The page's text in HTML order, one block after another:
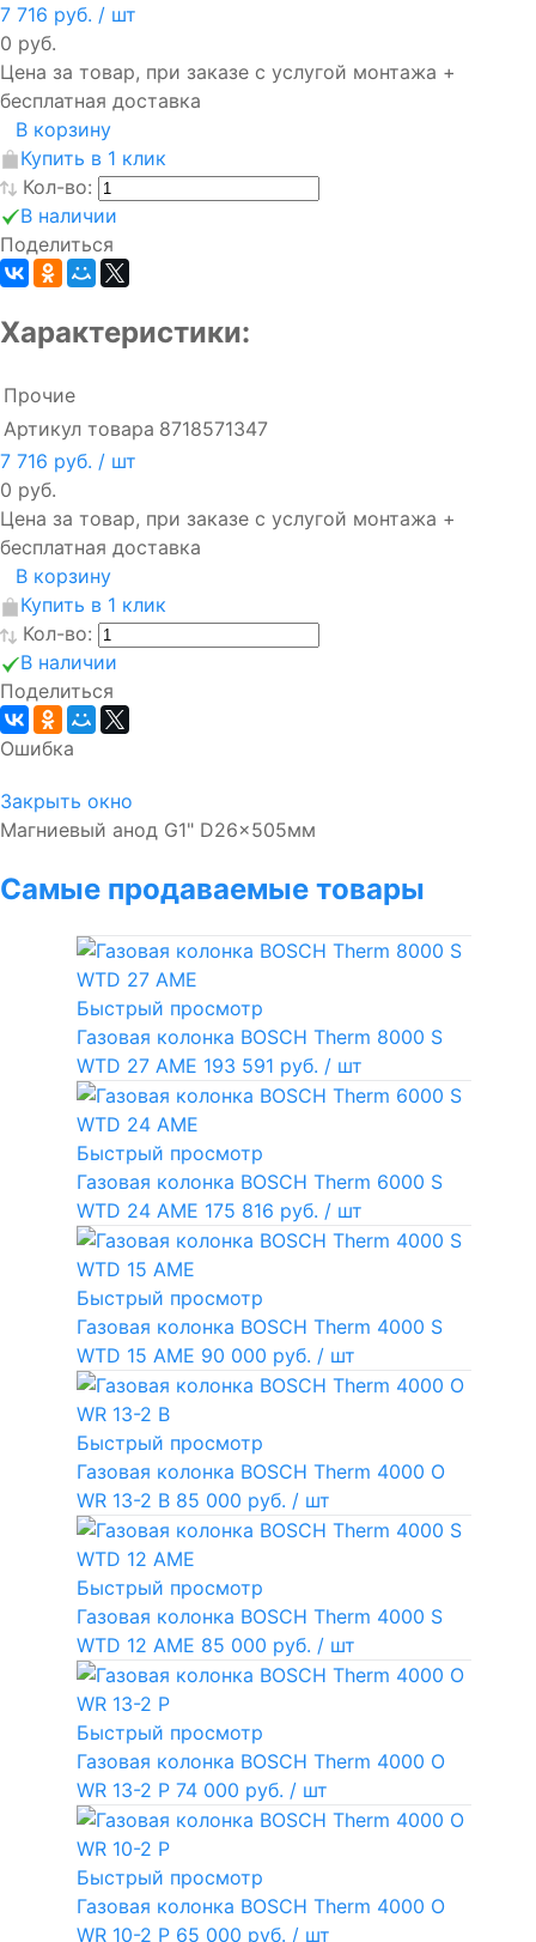
7 716 руб. / шт
0 руб.
Цена за товар, при заказе с услугой монтажа +
бесплатная доставка
В корзину
Купить в 1 клик
Кол-во:
В наличии
Поделиться
Характеристики:
Прочие
Артикул товара 8718571347
7 716 руб. / шт
0 руб.
Цена за товар, при заказе с услугой монтажа +
бесплатная доставка
В корзину
Купить в 1 клик
Кол-во:
В наличии
Поделиться
Ошибка
Закрыть окно
Магниевый анод G1" D26x505мм
Самые продаваемые товары
Быстрый просмотр
Газовая колонка BOSCH Therm 8000 S
WTD 27 AME 193 591 руб. / шт
Быстрый просмотр
Газовая колонка BOSCH Therm 6000 S
WTD 24 AME 175 816 руб. / шт
Быстрый просмотр
Газовая колонка BOSCH Therm 4000 S
WTD 15 AME 90 000 руб. / шт
Быстрый просмотр
Газовая колонка BOSCH Therm 4000 O
WR 13-2 В 85 000 руб. / шт
Быстрый просмотр
Газовая колонка BOSCH Therm 4000 S
WTD 12 AME 85 000 руб. / шт
Быстрый просмотр
Газовая колонка BOSCH Therm 4000 O
WR 13-2 P 74 000 руб. / шт
Быстрый просмотр
Газовая колонка BOSCH Therm 4000 O
WR 10-2 P 65 000 руб. / шт